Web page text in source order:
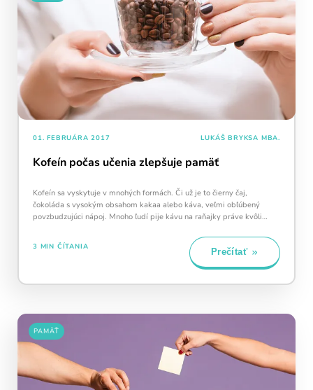
Snažte sa udržať žiarovku svietiť čo najdlhšie –
každý deň navyše pomáha vašej mysli zostať
aktívnou a v kondícii.
Kalendár sleduje vašu dennú tréningovú
Modré políčko:Bez tréningu
Oranžové políčko:Farba ukazuje intenzitu
1 cvičenie = 20 % intenzity
1 2 3 4 5
01. FEBRUÁRA 2017 LUKÁŠ BRYKSA MBA.
Kofeín počas učenia zlepšuje pamäť
Kofeín sa vyskytuje v mnohých formách. Či už je to čierny čaj,
čokoláda s vysokým obsahom kakaa alebo káva, veľmi obľúbený
povzbudzujúci nápoj. Mnoho ľudí pije kávu na raňajky práve kvôli
3 MIN ČÍTANIA
Prečítať
PAMÄŤ